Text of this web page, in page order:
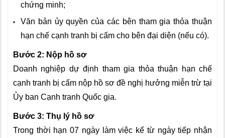
chứng minh;
Văn bản ủy quyền của các bên tham gia thỏa thuận
hạn chế cạnh tranh bị cấm cho bên đại diện (nếu có).
Bước 2: Nộp hồ sơ
Doanh nghiệp dự định tham gia thỏa thuận hạn chế
cạnh tranh bị cấm nộp hồ sơ đề nghị hưởng miễn trừ tại
Ủy ban Cạnh tranh Quốc gia.
Bước 3: Thụ lý hồ sơ
Trong thời hạn 07 ngày làm việc kể từ ngày tiếp nhận